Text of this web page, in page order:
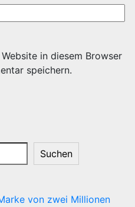
in diesem Browser
speichern.
Suchen
von zwei Millionen